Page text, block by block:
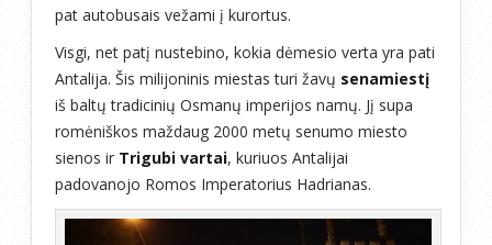
pat autobusais vežami į kurortus.
Visgi, net patį nustebino, kokia dėmesio verta yra pati
Antalija. Šis milijoninis miestas turi žavų senamiestį
iš baltų tradicinių Osmanų imperijos namų. Jį supa
romėniškos maždaug 2000 metų senumo miesto
sienos ir Trigubi vartai, kuriuos Antalijai
padovanojo Romos Imperatorius Hadrianas.